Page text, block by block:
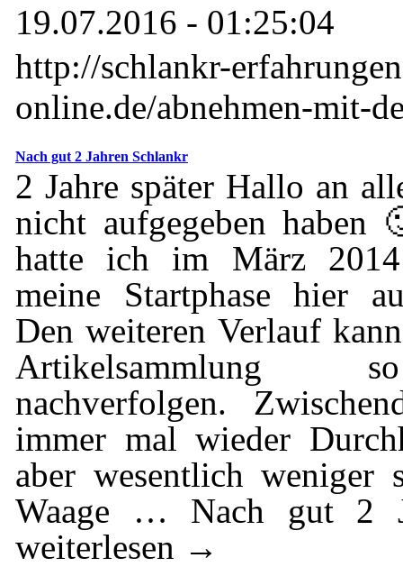
19.07.2016 - 01:25:04
http://schlankr-
online.de/abnehmen-mit-
Nach gut 2 Jahren Schlankr
2 Jahre später Hallo an
nicht aufgegeben
hatte ich im März
meine Startphase hier
Den weiteren Verlauf
Artikelsammlung
nachverfolgen.
immer mal wieder
aber wesentlich weniger
Waage … Nach gut 2
weiterlesen →